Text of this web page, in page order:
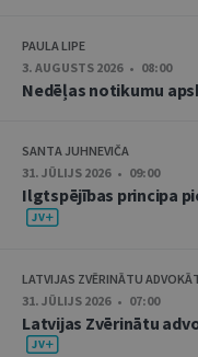
PAULA LIPE
3. AUGUSTS 2026 • 08:00
Nedēļas notikumu
SANTA JUHNEVIČA
31. JŪLIJS 2026 • 09:00
Ilgtspējības principa
LATVIJAS ZVĒRINĀTU
31. JŪLIJS 2026 • 07:00
Latvijas Zvērinātu